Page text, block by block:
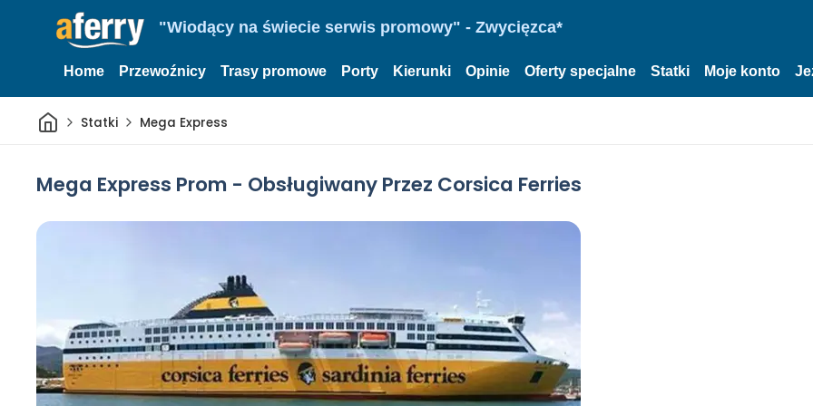
"Wiodący na świecie serwis promowy" - Zwycięzca*
Home Przewoźnicy Trasy promowe Porty Kierunki Opinie Oferty specjalne Statki Moje konto
DomStatki Mega Express
Mega Express Prom - Obsługiwany Przez Corsica Ferries